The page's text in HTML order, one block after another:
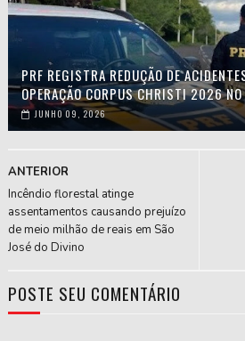
PRF REGISTRA REDUÇÃO DE
OPERAÇÃO CORPUS CHRISTI 2026
JUNHO 09, 2026
ANTERIOR
Incêndio florestal atinge
assentamentos causando prejuízo
de meio milhão de reais em São
José do Divino
POSTE SEU COMENTÁRIO